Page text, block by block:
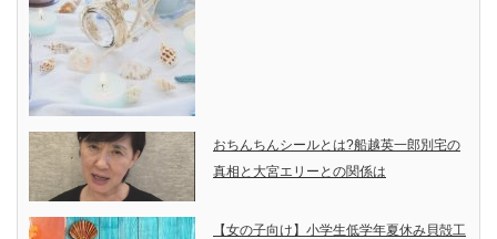
おちんちんシールとは?船越英一郎別宅の
真相と大宮エリーとの関係は
【女の子向け】小学生低学年夏休み貝殻工